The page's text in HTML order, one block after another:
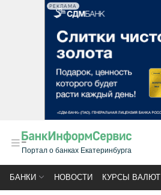
РЕКЛАМА
Портал о банках Екатеринбурга
БАНКИ НОВОСТИ КУРСЫ ВАЛЮТ